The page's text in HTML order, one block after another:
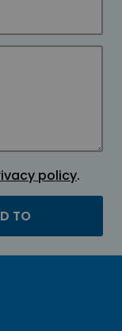
policy.